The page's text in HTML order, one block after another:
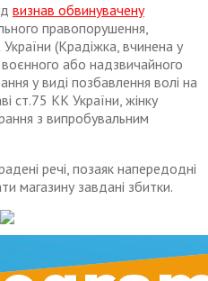
визнав обвинувачену
правопорушення,
(Крадіжка, вчинена у
або надзвичайного
у виді позбавлення волі на
ст.75 КК України, жінку
з випробувальним
речі, позаяк напередодні
магазину завдані збитки.